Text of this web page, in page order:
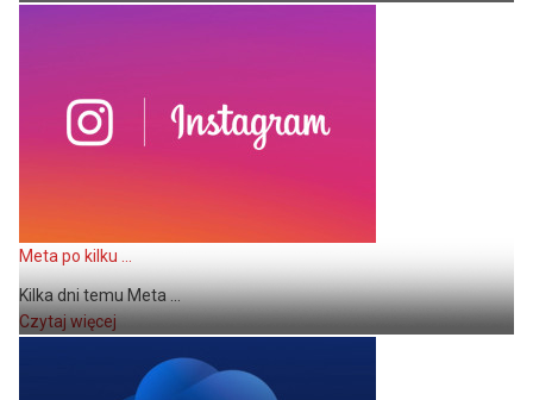
Meta po kilku ...
Kilka dni temu Meta ...
Czytaj więcej